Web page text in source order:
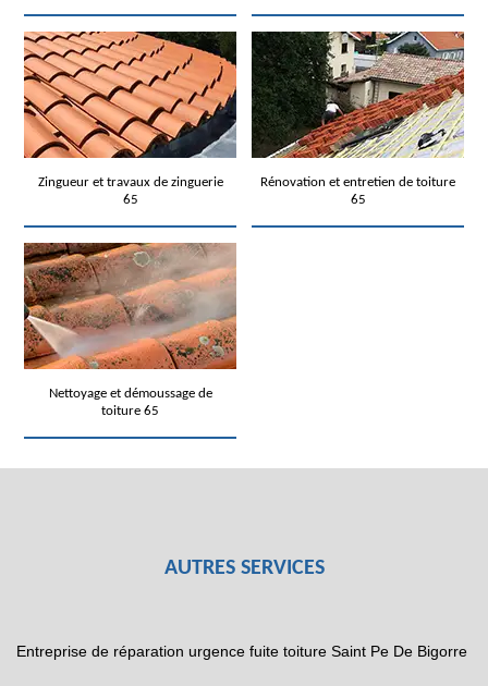
Zingueur et travaux de zinguerie
65
Rénovation et entretien de toiture
65
Nettoyage et démoussage de
toiture 65
AUTRES SERVICES
Entreprise de réparation urgence fuite toiture Saint Pe De Bigorre